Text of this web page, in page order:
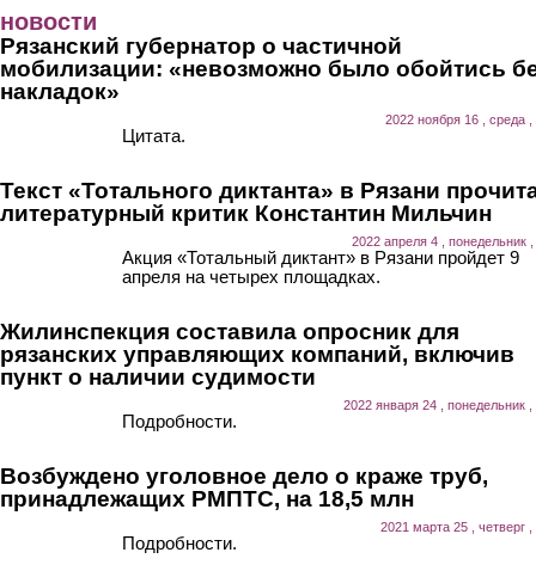
новости
Рязанский губернатор о частичной
мобилизации: «невозможно было обойтись
накладок»
2022 ноября 16 , среда ,
Цитата.
Текст «Тотального диктанта» в Рязани
литературный критик Константин Мильчин
2022 апреля 4 , понедельник ,
Акция «Тотальный диктант» в Рязани пройдет 9
апреля на четырех площадках.
Жилинспекция составила опросник для
рязанских управляющих компаний, включив
пункт о наличии судимости
2022 января 24 , понедельник ,
Подробности.
Возбуждено уголовное дело о краже труб,
принадлежащих РМПТС, на 18,5 млн
2021 марта 25 , четверг ,
Подробности.